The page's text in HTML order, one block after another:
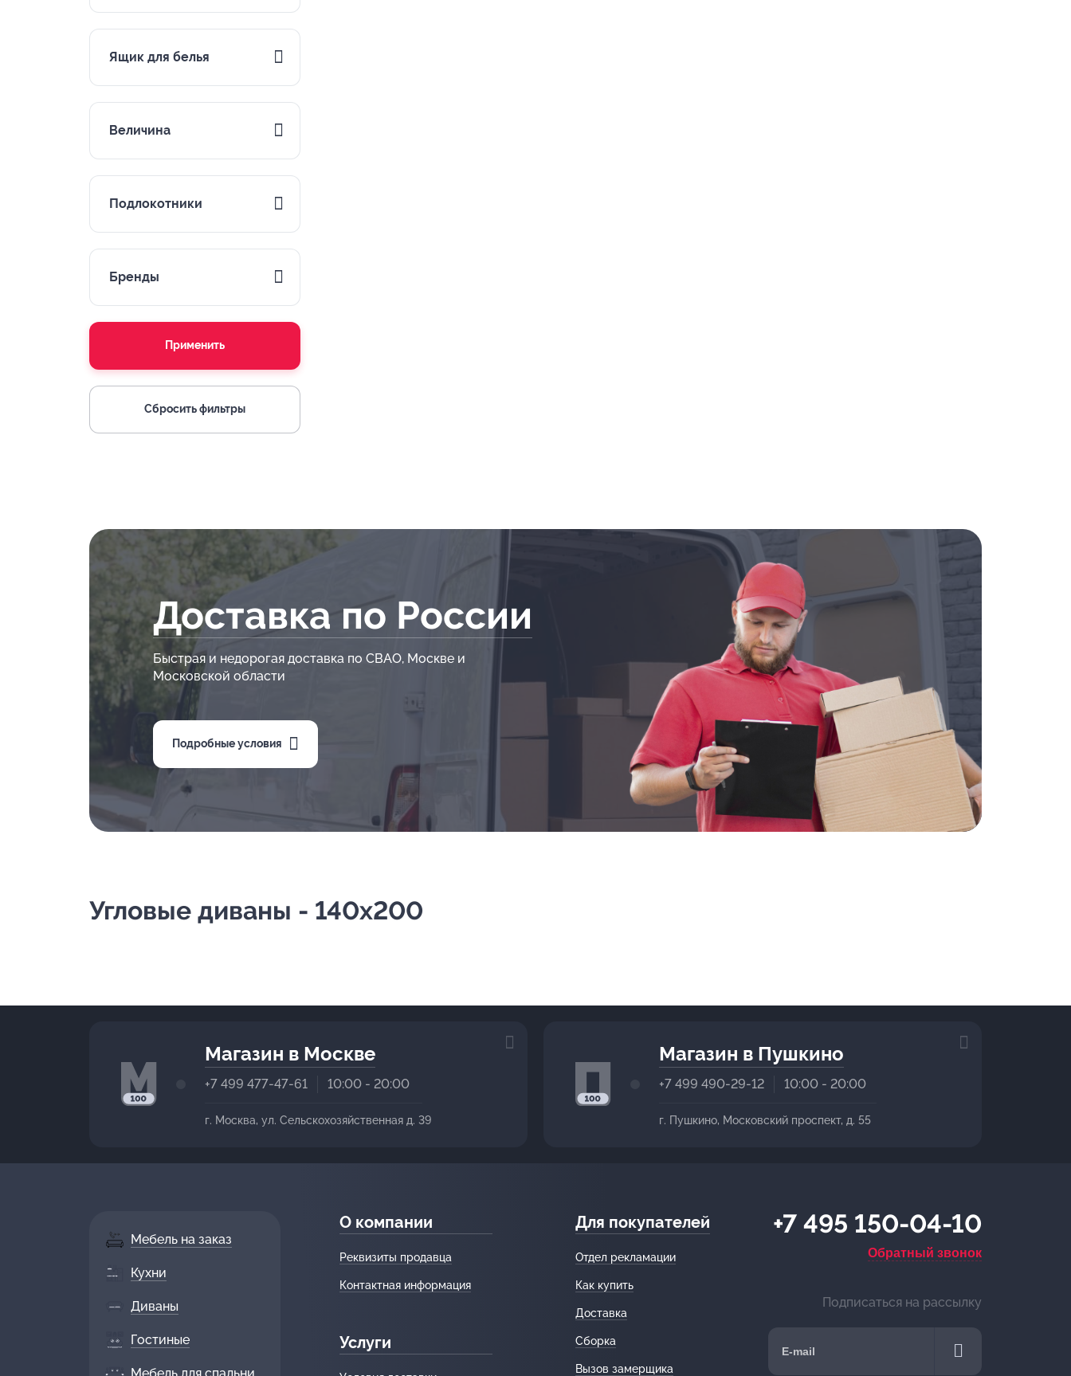
Ящик для белья
Величина
Подлокотники
Бренды
Применить
Сбросить фильтры
Доставка по России
Быстрая и недорогая доставка по СВАО, Москве и
Московской области
Подробные условия
Угловые диваны - 140х200
Магазин в Москве
+7 499 477-47-61 10:00 - 20:00
г. Москва, ул. Сельскохозяйственная д. 39
Магазин в Пушкино
+7 499 490-29-12 10:00 - 20:00
г. Пушкино, Московский проспект, д. 55
Мебель на заказ
Кухни
Диваны
Гостиные
О компании
Реквизиты продавца
Контактная информация
Услуги
Для покупателей
Отдел рекламации
Как купить
Доставка
Сборка
Вызов замерщика
+7 495 150-04-10
Обратный звонок
Подписаться на рассылку